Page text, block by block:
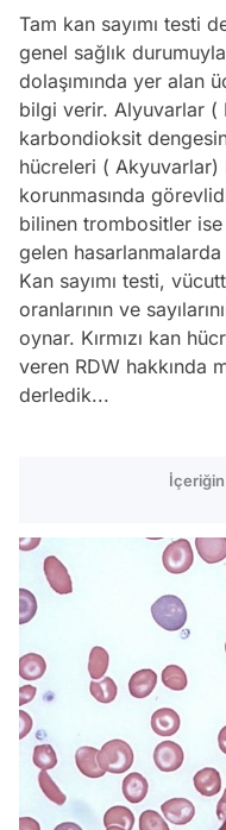
Tam kan sayımı testi
genel sağlık
dolaşımında yer alan
bilgi verir. Alyuvarlar (
karbondioksit
hücreleri ( Akyuvarlar)
korunmasında
bilinen trombositler
gelen hasarlanmalarda
Kan sayımı testi,
oranlarının ve
oynar. Kırmızı kan
veren RDW hakkında
derledik...
İçeriğin